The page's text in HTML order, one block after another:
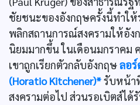
ชัยชนะของอังกฤษครั้งนี้ทำใ
พลิกสถานการณ์สงครามให้อัง
นิยมมากขึ้น ในเดือนมกราคม
เขาถูกเรียกตัวกลับอังกฤษลอร์
(Horatio Kitchener)*รับหน้า
สงครามต่อไป ส่วนรอเบิตส์ได้